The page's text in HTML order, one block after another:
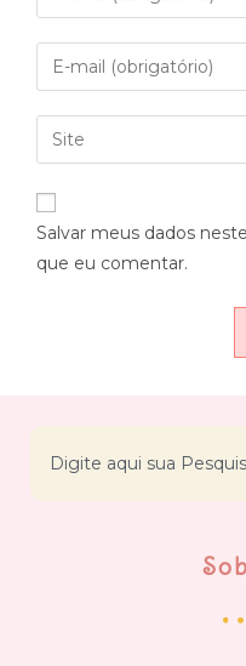
Salvar meus dados
que eu comentar.